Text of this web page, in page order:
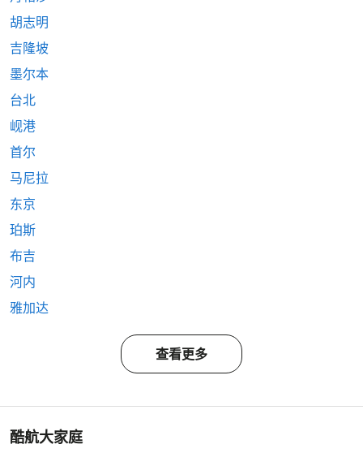
胡志明
吉隆坡
墨尔本
台北
岘港
首尔
马尼拉
东京
珀斯
布吉
河内
雅加达
查看更多
酷航大家庭